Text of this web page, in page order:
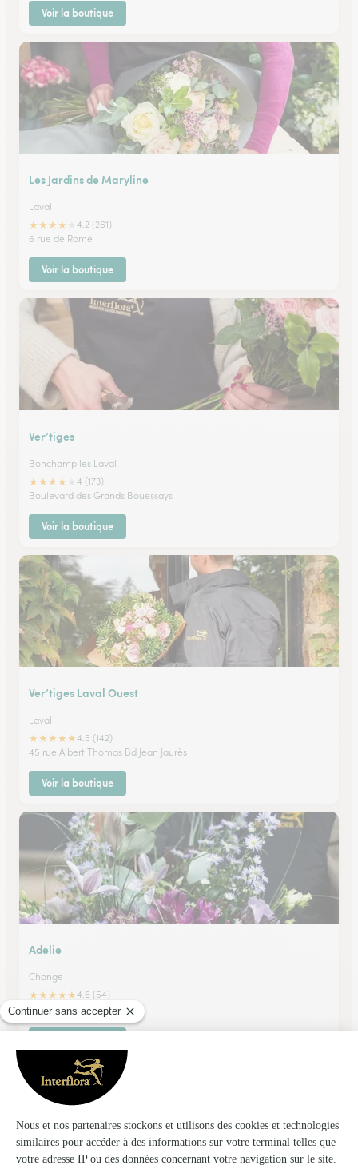
Voir la boutique
Les Jardins de Maryline
Laval
★★★★
4.2 (261)
6 rue de Rome
Voir la boutique
Ver’tiges
Bonchamp les Laval
★★★★
4 (173)
Boulevard des Grands Bouessays
Voir la boutique
Ver’tiges Laval Ouest
Laval
★★★★★4.5 (142)
45 rue Albert Thomas Bd Jean Jaurès
Voir la boutique
Adelie
Change
★★★★★4.6 (54)
21 rue du centre